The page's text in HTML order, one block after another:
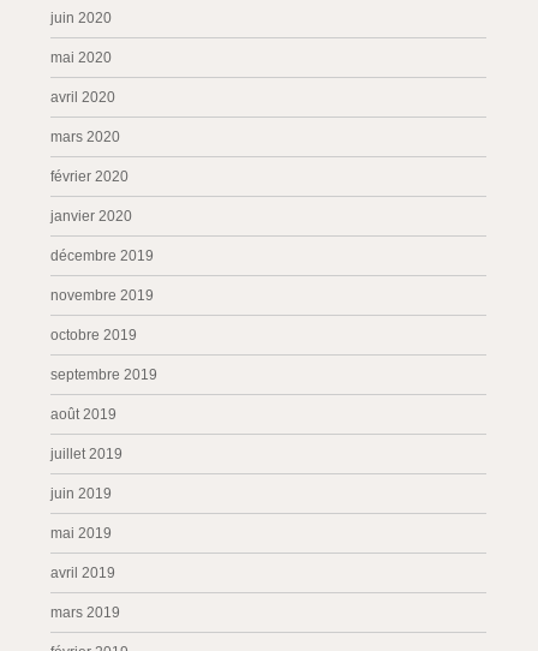
juin 2020
mai 2020
avril 2020
mars 2020
février 2020
janvier 2020
décembre 2019
novembre 2019
octobre 2019
septembre 2019
août 2019
juillet 2019
juin 2019
mai 2019
avril 2019
mars 2019